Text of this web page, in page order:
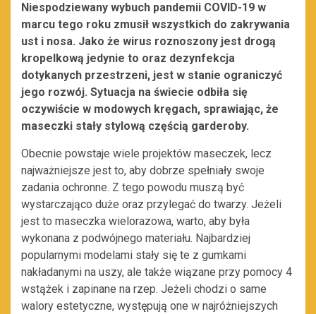
Niespodziewany wybuch pandemii COVID-19 w
marcu tego roku zmusił wszystkich do zakrywania
ust i nosa. Jako że wirus roznoszony jest drogą
kropelkową jedynie to oraz dezynfekcja
dotykanych przestrzeni, jest w stanie ograniczyć
jego rozwój. Sytuacja na świecie odbiła się
oczywiście w modowych kręgach, sprawiając, że
maseczki stały stylową częścią garderoby.
Obecnie powstaje wiele projektów maseczek, lecz
najważniejsze jest to, aby dobrze spełniały swoje
zadania ochronne. Z tego powodu muszą być
wystarczająco duże oraz przylegać do twarzy. Jeżeli
jest to maseczka wielorazowa, warto, aby była
wykonana z podwójnego materiału. Najbardziej
popularnymi modelami stały się te z gumkami
nakładanymi na uszy, ale także wiązane przy pomocy 4
wstążek i zapinane na rzep. Jeżeli chodzi o same
walory estetyczne, występują one w najróżniejszych